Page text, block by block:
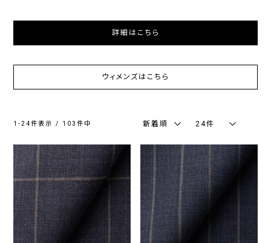
詳細はこちら
ウィメンズはこちら
1-24件表示 / 103件中 新着順 24件
ネ
イ
グ
レ
ブ
ラ
ブ
ラ
ホ
ワ
そ
の